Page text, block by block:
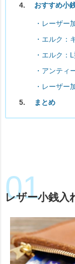
おすすめ小
・レーザー
・エルク：
・エルク：
・アンティ
・レーザー
まとめ
レザー小銭入